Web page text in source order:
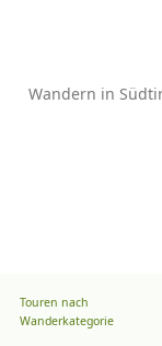
Wandern in
Touren nach
Wanderkategorie